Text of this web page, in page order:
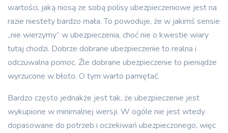
wartości, jaką niosą ze sobą polisy ubezpieczeniowe jest na
razie niestety bardzo mała. To powoduje, że w jakimś sensie
„nie wierzymy” w ubezpieczenia, choć nie o kwestie wiary
tutaj chodzi. Dobrze dobrane ubezpieczenie to realna i
odczuwalna pomoc. Źle dobrane ubezpieczenie to pieniądze
wyrzucone w błoto. O tym warto pamiętać.
Bardzo często jednakże jest tak, że ubezpieczenie jest
wykupione w minimalnej wersji. W ogóle nie jest wtedy
dopasowane do potrzeb i oczekiwań ubezpieczonego, więc